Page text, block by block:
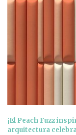
¡El Peach Fuzz
arquitectura